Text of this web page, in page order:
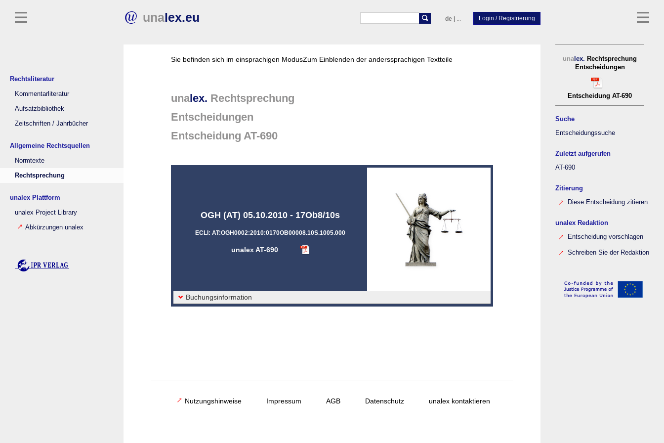
unalex.eu de |
Rechtsliteratur
Kommentarliteratur
Aufsatzbibliothek
Zeitschriften / Jahrbücher
Allgemeine Rechtsquellen
Normtexte
Rechtsprechung
unalex Plattform
unalex Project Library
Abkürzungen unalex
una lex. Rechtsprechung
Entscheidungen
Entscheidung AT-690
Suche
Entscheidungssuche
Zuletzt aufgerufen
AT-690
Zitierung
Diese Entscheidung zitieren
unalex Redaktion
Entscheidung vorschlagen
Schreiben Sie der Redaktion
Sie befinden sich im einsprachigen ModusZum Einblenden der anderssprachigen Textteile
unalex. Rechtsprechung
Entscheidungen
Entscheidung AT-690
OGH (AT) 05.10.2010 - 17Ob8/10s
ECLI: AT:OGH0002:2010:0170OB00008.10S.1005.000
unalex AT-690
Buchungsinformation
Nutzungshinweise Impressum AGB Datenschutz unalex kontaktieren